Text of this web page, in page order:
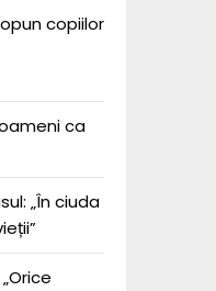
copiilor
ca
„În ciuda